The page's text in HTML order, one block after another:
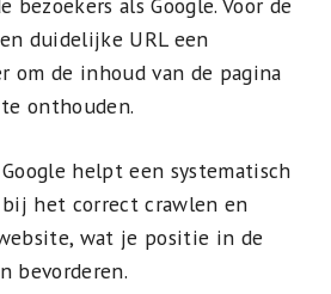
duidelijke URL een
om de inhoud van de pagina
onthouden.
helpt een systematisch
bij het correct crawlen en
wat je positie in de
bevorderen.